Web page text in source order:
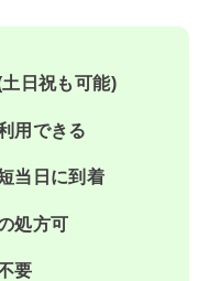
日祝も可能)
用できる
当日に到着
処方可
要